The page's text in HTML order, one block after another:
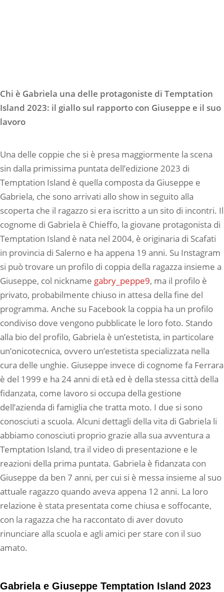
Chi è Gabriela una delle protagoniste di Temptation
Island 2023: il giallo sul rapporto con Giuseppe e il suo
lavoro
Una delle coppie che si è presa maggiormente la scena
sin dalla primissima puntata dell’edizione 2023 di
Temptation Island è quella composta da Giuseppe e
Gabriela, che sono arrivati allo show in seguito alla
scoperta che il ragazzo si era iscritto a un sito di incontri. Il
cognome di Gabriela è Chieffo, la giovane protagonista di
Temptation Island è nata nel 2004, è originaria di Scafati
in provincia di Salerno e ha appena 19 anni. Su Instagram
si può trovare un profilo di coppia della ragazza insieme a
Giuseppe, col nickname gabry_peppe9, ma il profilo è
privato, probabilmente chiuso in attesa della fine del
programma. Anche su Facebook la coppia ha un profilo
condiviso dove vengono pubblicate le loro foto. Stando
alla bio del profilo, Gabriela è un’estetista, in particolare
un’onicotecnica, ovvero un’estetista specializzata nella
cura delle unghie. Giuseppe invece di cognome fa Ferrara
è del 1999 e ha 24 anni di età ed è della stessa città della
fidanzata, come lavoro si occupa della gestione
dell’azienda di famiglia che tratta moto. I due si sono
conosciuti a scuola. Alcuni dettagli della vita di Gabriela li
abbiamo conosciuti proprio grazie alla sua avventura a
Temptation Island, tra il video di presentazione e le
reazioni della prima puntata. Gabriela è fidanzata con
Giuseppe da ben 7 anni, per cui si è messa insieme al suo
attuale ragazzo quando aveva appena 12 anni. La loro
relazione è stata presentata come chiusa e soffocante,
con la ragazza che ha raccontato di aver dovuto
rinunciare alla scuola e agli amici per stare con il suo
amato.
Gabriela e Giuseppe Temptation Island 2023